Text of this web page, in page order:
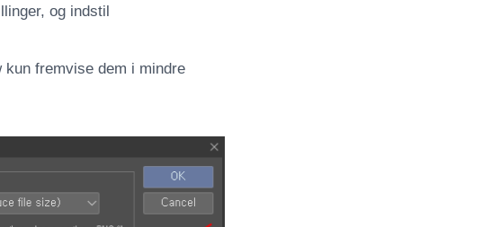
og indstil
fremvise dem i mindre